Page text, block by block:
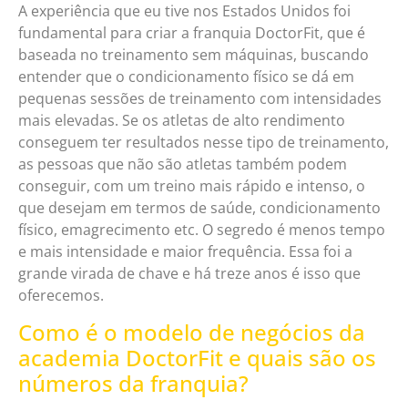
A experiência que eu tive nos Estados Unidos foi
fundamental para criar a franquia DoctorFit, que é
baseada no treinamento sem máquinas, buscando
entender que o condicionamento físico se dá em
pequenas sessões de treinamento com intensidades
mais elevadas. Se os atletas de alto rendimento
conseguem ter resultados nesse tipo de treinamento,
as pessoas que não são atletas também podem
conseguir, com um treino mais rápido e intenso, o
que desejam em termos de saúde, condicionamento
físico, emagrecimento etc. O segredo é menos tempo
e mais intensidade e maior frequência. Essa foi a
grande virada de chave e há treze anos é isso que
oferecemos.
Como é o modelo de negócios da
academia DoctorFit e quais são os
números da franquia?